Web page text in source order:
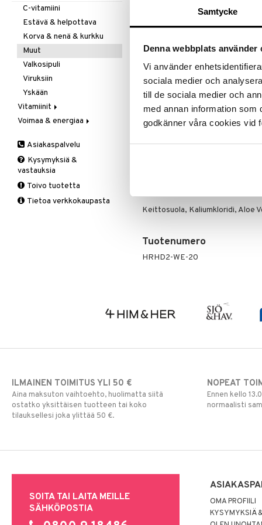
Samtycke
Denna webbplats använder
Vi använder
sociala medier och
till de sociala medier och
med annan information som
godkänner våra cookies vid
Näe
Tuotetieto
Ainutlaatuinen yhdistelmä
että Rhinodoronilla on erittäin
kotihoitoon nenän limakalvojen
siitä, että kehon omaa eritettä
eritteen luonnollisella
kosteaa ja limakalvot ovat
Voidaan käyttää päivittäin
Keittosuola, Kaliumkloridi, Aloe
Tuotenumero
HRHD2-WE-20
Verisuonia vahvistavat
Kivunlievitys
Muuta
Valoterapia
Juomat
Kuidut
Puhdistus
Ruuansulatus
Suolisto
C-vitamiini
Estävä & helpottava
Korva & nenä & kurkku
Muut
Valkosipuli
Viruksiin
Yskään
Vitamiinit
A, D, E & K
B-vitamiinit
C-vitamiinit
Miehet
Multimineraalit
Voimaa & energiaa
Muut
Q-10
Schizandra
Suorituskyky
Asiakaspalvelu
Kysymyksiä &
vastauksia
Toivo tuotetta
Tietoa verkkokaupasta
ILMAINEN TOIMITUS YLI 50 €
Aina maksuton vaihtoehto, huolimatta siitä
ostatko yksittäisen tuotteen tai koko
tilauksellesi joka ylittää 50 €.
NOPEAT
Ennen kello
normaalisti
SOITA TAI LAITA MEILLE
SÄHKÖPOSTIA
OMA PROFIILI
KYSYMYKSIÄ